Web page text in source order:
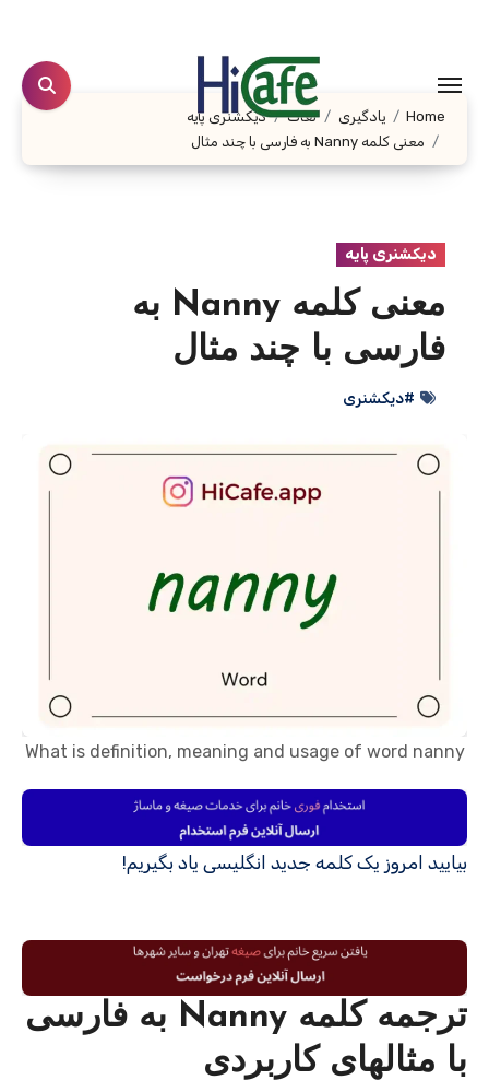
content
Home یادگیری لغات
دیکشنری پایه
معنی کلمه Nanny به فارسی با چند مثال
دیکشنری پایه
معنی کلمه Nanny به
فارسی با چند مثال
#دیکشنری
What is definition, meaning and usage of word nanny
بیایید امروز یک کلمه جدید انگلیسی یاد بگیریم!
ترجمه کلمه Nanny به فارسی
با مثالهای کاربردی